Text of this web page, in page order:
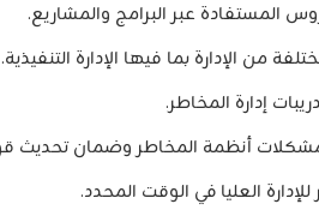
المستفادة عبر البرامج والمشاريع.
من الإدارة بما فيها الإدارة التنفيذية.
إدارة المخاطر.
أنظمة المخاطر وضمان تحديث
العليا في الوقت المحدد.